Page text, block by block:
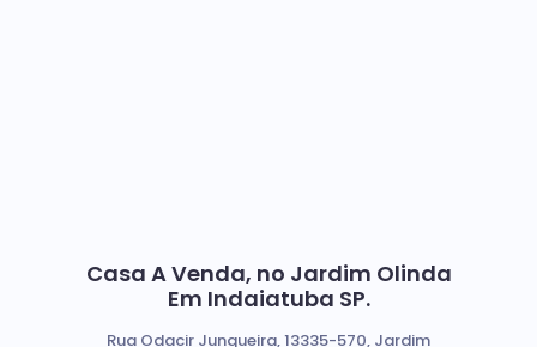
Casa A Venda, no Jardim Olinda
Em Indaiatuba SP.
Rua Odacir Junqueira, 13335-570, Jardim